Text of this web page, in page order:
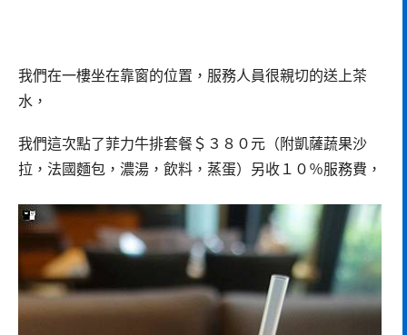
我們在一樓坐在靠窗的位置，服務人員很親切的送上茶
水，
我們這次點了菲力牛排套餐＄３８０元（附凱薩蔬果沙
拉，法國麵包，濃湯，飲料，蒸蛋）另收１０％服務費，